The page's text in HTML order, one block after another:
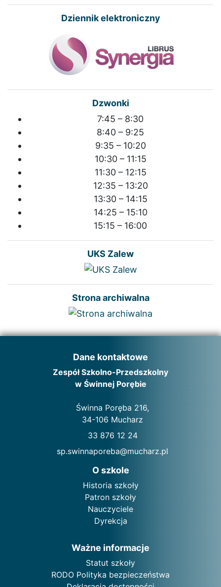
Dziennik elektroniczny
Dzwonki
7:45 – 8:30
8:40 – 9:25
9:35 – 10:20
10:30 – 11:15
11:30 – 12:15
12:35 – 13:20
13:30 – 14:15
14:25 – 15:10
15:15 – 16:00
UKS Zalew
Strona archiwalna
Dane kontaktowe
Zespół Szkolno-Przedszkolny
w Świnnej Porębie
Świnna Poręba 216,
34-106 Mucharz
33 876 12 24
sp.swinnaporeba@mucharz.pl
O szkole
Historia szkoły
Patron szkoły
Nauczyciele
Dyrekcja
Ważne informacje
Statut szkoły
RODO Polityka bezpieczeństwa